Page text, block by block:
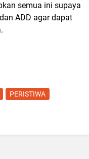
semua ini supaya
ADD agar dapat
PERISTIWA